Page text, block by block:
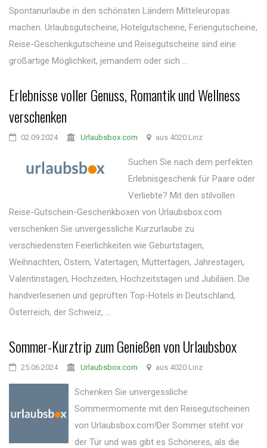
Spontanurlaube in den schönsten Ländern Mitteleuropas
machen. Urlaubsgutscheine, Hotelgutscheine, Feriengutscheine,
Reise-Geschenkgutscheine und Reisegutscheine sind eine
großartige Möglichkeit, jemandem oder sich ...
Erlebnisse voller Genuss, Romantik und Wellness
verschenken
02.09.2024 Urlaubsbox.com aus 4020 Linz
Suchen Sie nach dem perfekten
Erlebnisgeschenk für Paare oder
Verliebte? Mit den stilvollen
Reise-Gutschein-Geschenkboxen von Urlaubsbox.com
verschenken Sie unvergessliche Kurzurlaube zu
verschiedensten Feierlichkeiten wie Geburtstagen,
Weihnachten, Ostern, Vatertagen, Muttertagen, Jahrestagen,
Valentinstagen, Hochzeiten, Hochzeitstagen und Jubiläen. Die
handverlesenen und geprüften Top-Hotels in Deutschland,
Österreich, der Schweiz, ...
Sommer-Kurztrip zum Genießen von Urlaubsbox
25.06.2024 Urlaubsbox.com aus 4020 Linz
Schenken Sie unvergessliche
Sommermomente mit den Reisegutscheinen
von Urlaubsbox.com!Der Sommer steht vor
der Tür und was gibt es Schöneres, als die